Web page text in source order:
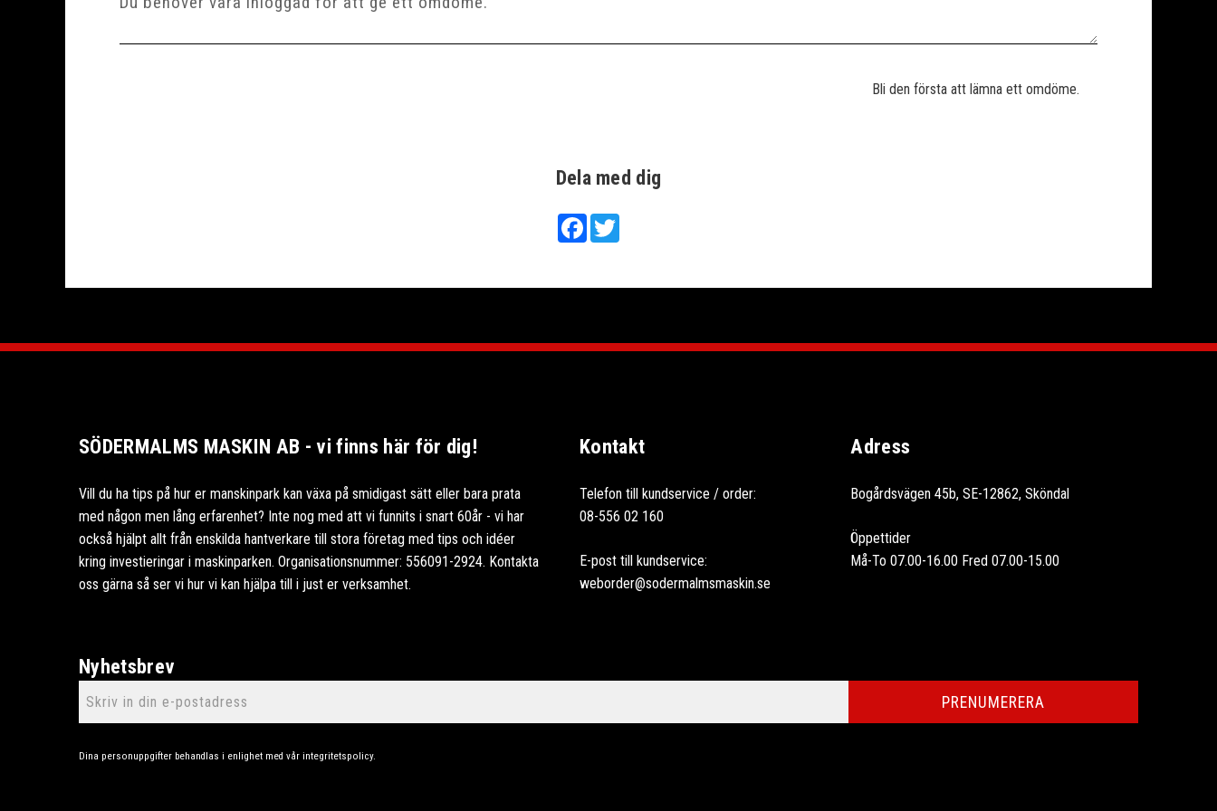
Dela med dig
FacebookTwitter
Bli den första att lämna ett omdöme.
SÖDERMALMS MASKIN AB - vi finns här för dig!
Vill du ha tips på hur er manskinpark kan växa på smidigast sätt eller bara prata
med någon men lång erfarenhet? Inte nog med att vi funnits i snart 60år - vi har
också hjälpt allt från enskilda hantverkare till stora företag med tips och idéer
kring investieringar i maskinparken. Organisationsnummer: 556091-2924. Kontakta
oss gärna så ser vi hur vi kan hjälpa till i just er verksamhet.
Kontakt
Telefon till kundservice / order:
08-556 02 160
E-post till kundservice:
weborder@sodermalmsmaskin.se
Adress
Bogårdsvägen 45b, SE-12862, Sköndal
Öppettider
Må-To 07.00-16.00 Fred 07.00-15.00
Nyhetsbrev
PRENUMERERA
Dina personuppgifter behandlas i enlighet med vår integritetspolicy.